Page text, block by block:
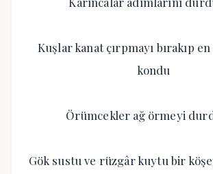
Kuşlar kanat çırpmayı bırakıp
kondu
Örümcekler ağ örmeyi
Gök sustu ve rüzgâr kuytu bir